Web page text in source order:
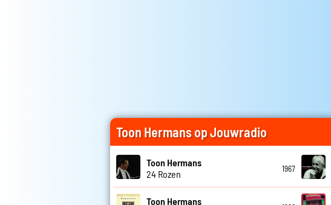
Toon Hermans op Jouwradio
Toon Hermans
24 Rozen
1967
Toon Hermans